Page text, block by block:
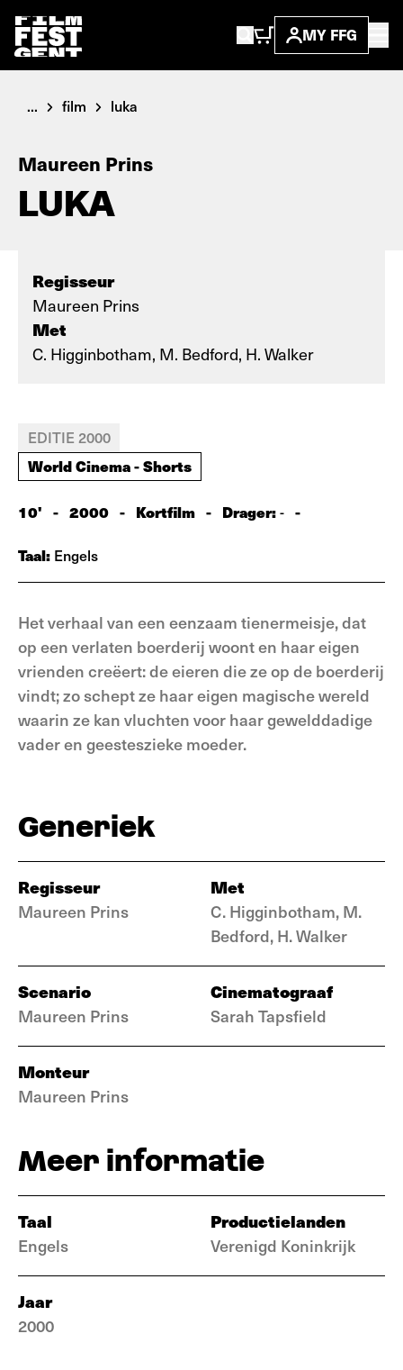
MY FFG
... film luka
Maureen Prins
LUKA
Regisseur
Maureen Prins
Met
C. Higginbotham, M. Bedford, H. Walker
EDITIE 2000
World Cinema - Shorts
10' - 2000 - Kortfilm - Drager:- -
Taal: Engels
Het verhaal van een eenzaam tienermeisje, dat
op een verlaten boerderij woont en haar eigen
vrienden creëert: de eieren die ze op de boerderij
vindt; zo schept ze haar eigen magische wereld
waarin ze kan vluchten voor haar gewelddadige
vader en geesteszieke moeder.
Generiek
Regisseur
Maureen Prins
Met
C. Higginbotham, M.
Bedford, H. Walker
Scenario
Maureen Prins
Cinematograaf
Sarah Tapsfield
Monteur
Maureen Prins
Meer informatie
Taal
Engels
Productielanden
Verenigd Koninkrijk
Jaar
2000